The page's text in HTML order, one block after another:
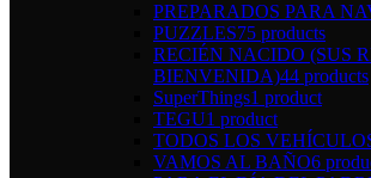
PREPARADOS PARA
PUZZLES75 products
RECIÉN NACIDO (SUS
BIENVENIDA)44 products
SuperThings1 product
TEGU1 product
TODOS LOS
VAMOS AL BAÑO6